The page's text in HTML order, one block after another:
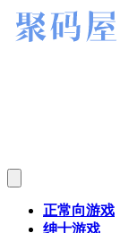
正常向游戏
绅士游戏